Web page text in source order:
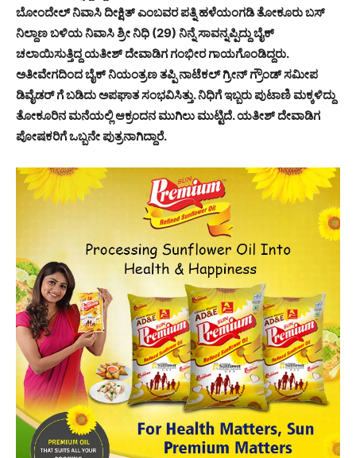
ಬೋಂದೇಲ್ ನಿವಾಸಿ ದೀಕ್ಷಿತ್ ಎಂಬವರ ಪತ್ನಿ ಹಳೆಯಂಗಡಿ ತೋಕೂರು ಬಸ್
ನಿಲ್ದಾಣ ಬಳಿಯ ನಿವಾಸಿ ಶ್ರೀ ನಿಧಿ (29) ನಿನ್ನೆ ಸಾವನ್ನಪ್ಪಿದ್ದು ಬೈಕ್
ಚಲಾಯಿಸುತ್ತಿದ್ದ ಯತೀಶ್ ದೇವಾಡಿಗ ಗಂಭೀರ ಗಾಯಗೊಂಡಿದ್ದರು.
ಅತೀವೇಗದಿಂದ ಬೈಕ್ ನಿಯಂತ್ರಣ ತಪ್ಪಿ ನಾಟೆಕಲ್ ಗ್ರೀನ್ ಗ್ರೌಂಡ್ ಸಮೀಪ
ಡಿವೈಡರ್ ಗೆ ಬಡಿದು ಅಪಘಾತ ಸಂಭವಿಸಿತ್ತು. ನಿಧಿಗೆ ಇಬ್ಬರು ಪುಟಾಣಿ ಮಕ್ಕಳಿದ್ದು
ತೋಕೂರಿನ ಮನೆಯಲ್ಲಿ ಆಕ್ರಂದನ ಮುಗಿಲು ಮುಟ್ಟಿದೆ. ಯತೀಶ್ ದೇವಾಡಿಗ
ಪೋಷಕರಿಗೆ ಒಬ್ಬನೇ ಪುತ್ರನಾಗಿದ್ದಾರೆ.